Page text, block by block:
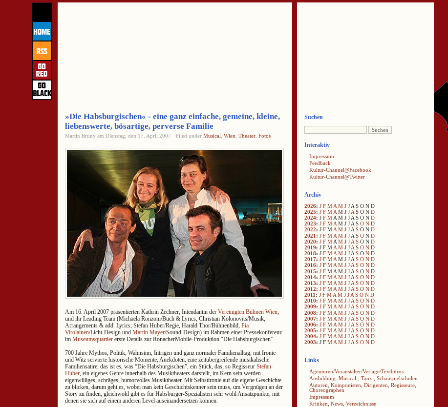
»Die Habsburgischen« - eine ganz einfache, gemeine, kleine,
liebenswerte, bösartige, perverse Familie
Martin Bruny am Dienstag, den 17. April 2007 · Filed under Musical Wien Theater Fotos
Am 16. April 2007 präsentierten Kathrin Zechner, Intendantin der Vereinigten Bühnen Wien
und ihr Leading Team (Michaela Ronzoni/Buch & Lyrics, Christian Kolonovits/Musik,
Arrangements & add. Lyrics; Stefan Huber/Regie, Harald Thor/Bühnenbild, Pia
Virolainen/Licht-Design und Martin Mayer/Sound-Design) im Rahmen einer Pressekonferenz
im Museumsquartier erste Details zur RonacherMobile-Produktion “Die Habsburgischen”.
700 Jahre Mythos, Politik, Wahnsinn, Intrigen und ganz normaler Familienalltag, mit Ironie
und Witz servierte historische Momente, Anekdoten, eine zeitübergreifende musikalische
Familiensatire, das ist es, was “Die Habsburgischen”, ein Stück, das, so Regisseur Stefan
Huber, ein eigenes Genre innerhalb des Musiktheaters darstellt, im Kern sein werden -
eigenwilliges, schräges, humorvolles Musiktheater. Mit Selbstironie auf die eigene Geschichte
zu blicken, darum geht es, wobei man kein Geschichtskenner sein muss, um Vergnügen an der
Story zu finden, gleichwohl gibt es für Habsburger-Spezialisten sehr wohl Ansatzpunkte, mit
denen sie sich auf einem anderen Level auseinandersetzen können.
Suchen
Interaktiv
Impressum
Feedback
Kultur-Channel@Facebook
Kultur-Channel@Twitter
Archiv
2026: J F M A M J J A S O N D
2025: J F M A M J J A S O N D
2024: J F M A M J J A S O N D
2023: J F M A M J J A S O N D
2022: J F MA M J JA S O N D
2021 : J F M A M J J A S O N D
2020: J F M A M J J A S O N D
2019: J F M A M J J A S O N D
2018: J F M A M J J A S O N D
2017: J F M A M J J A S O N D
2016: J F M A M J J A S O N D
2015: J F M A M J J A S O N D
2014: J F M A M J J A S O N D
2013: J F M A M J J A S O N D
2012: J F M A M J J A S O N D
2011 : J F M A M J J A S O N D
2010: J F M A M J J A S O N D
2009: J F MA M J JA S O N D
2008: J F M A M J J A S O N D
2007: J F M A M J J A S O N D
2006: J F M A M J J A S O N D
2005: J F M A M J J A S O N D
2004: J F M A M J J A S O N D
2003: J F M A M J J A S O N D
Links
Agenturen/Veranstalter/Verlage/Textbüros
Ausbildung: Musical-, Tanz-, Schauspielschulen
Autoren, Komponisten, Dirigenten, Regisseure,
Choreographen
Impressum
Kritiken, News, Verzeichnisse